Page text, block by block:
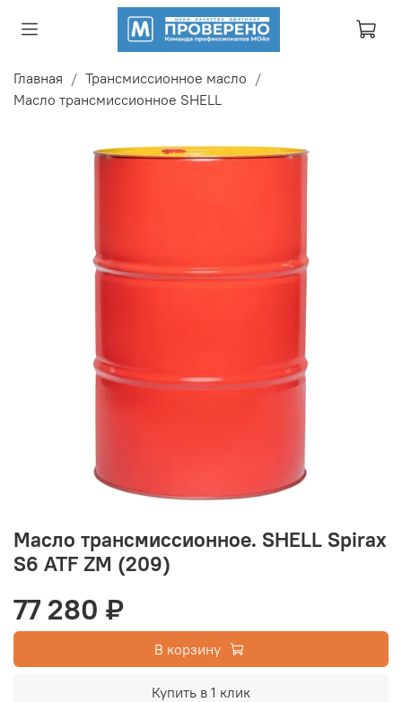
Главная
Трансмиссионное масло
Масло трансмиссионное SHELL
Масло трансмиссионное. SHELL Spirax
S6 ATF ZM (209)
77 280 ₽
В корзину
Купить в 1 клик